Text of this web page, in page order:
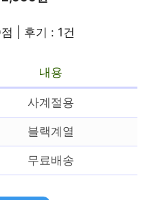
| 후기 : 1건
내용
사계절용
블랙계열
무료배송